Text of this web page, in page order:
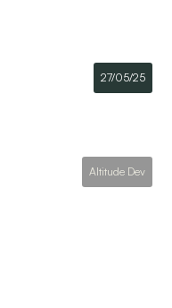
27/05/25
Altitude Dev